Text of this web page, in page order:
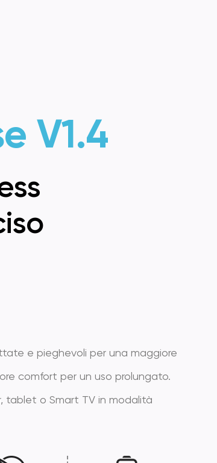
V1.4
e pieghevoli per una maggiore
comfort per un uso prolungato.
tablet o Smart TV in modalità